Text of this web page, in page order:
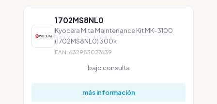
1702MS8NL0
Kyocera Mita Maintenance Kit MK-3100
(1702MS8NL0) 300k
EAN: 632983027639
bajo consulta
más información